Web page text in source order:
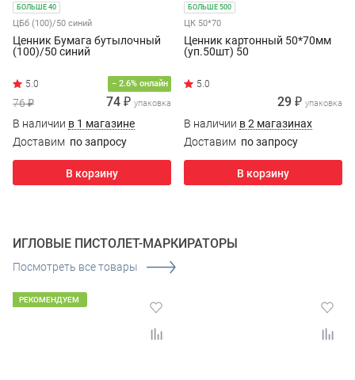
БОЛЬШЕ 40
ЦБб (100)/50 синий
Ценник Бумага бутылочный
(100)/50 синий
− 2.6% онлайн
76 ₽ 74 ₽ упаковка
В наличии в 1 магазине
Доставим по запросу
В корзину
БОЛЬШЕ 500
ЦК 50*70
Ценник картонный 50*70мм
(уп.50шт) 50
29 ₽ упаковка
В наличии в 2 магазинах
Доставим по запросу
В корзину
ИГЛОВЫЕ ПИСТОЛЕТ-МАРКИРАТОРЫ
Посмотреть все товары
РЕКОМЕНДУЕМ